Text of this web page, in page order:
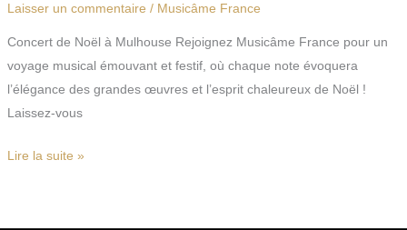
Laisser un commentaire / Musicâme France
Concert de Noël à Mulhouse Rejoignez Musicâme France pour un
voyage musical émouvant et festif, où chaque note évoquera
l’élégance des grandes œuvres et l’esprit chaleureux de Noël !
Laissez-vous
Lire la suite »